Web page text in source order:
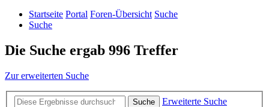
Startseite Portal Foren-Übersicht Suche
Suche
Die Suche ergab 996 Treffer
Zur erweiterten Suche
Suche
Erweiterte Suche